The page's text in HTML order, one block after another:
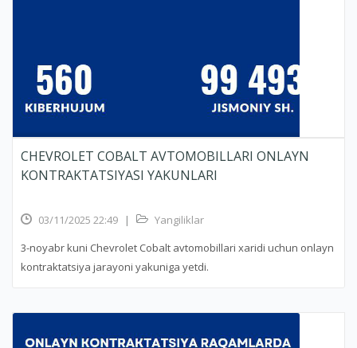
CHEVROLET COBALT AVTOMOBILLARI ONLAYN
KONTRAKTATSIYASI YAKUNLARI
03/11/2025 22:49 |
Yangiliklar
3-noyabr kuni Chevrolet Cobalt avtomobillari xaridi uchun onlayn
kontraktatsiya jarayoni yakuniga yetdi.